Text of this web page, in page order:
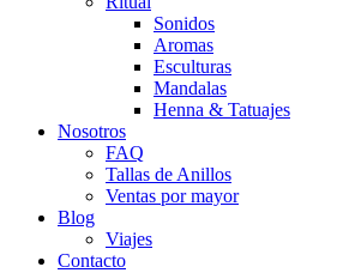
Sonidos
Aromas
Esculturas
Mandalas
Henna & Tatuajes
Nosotros
FAQ
Tallas de Anillos
Ventas por mayor
Blog
Viajes
Contacto